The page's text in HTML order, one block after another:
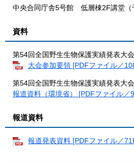
中央合同庁舎5号館 低層棟2F講堂（
資料
第54回全国野生生物保護実績発表大
大会参加要領 [PDFファイル／
第54回全国野生生物保護実績発表大
報道資料（環境省） [PDFファイル／
報道資料
報道発表資料 [PDFファイル／